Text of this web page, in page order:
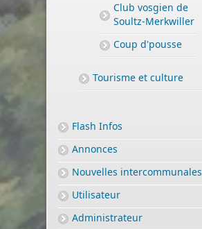
Club vosgien de
Soultz-Merkwiller
Coup d'pousse
Tourisme et culture
Flash Infos
Annonces
Nouvelles intercommunales
Utilisateur
Administrateur